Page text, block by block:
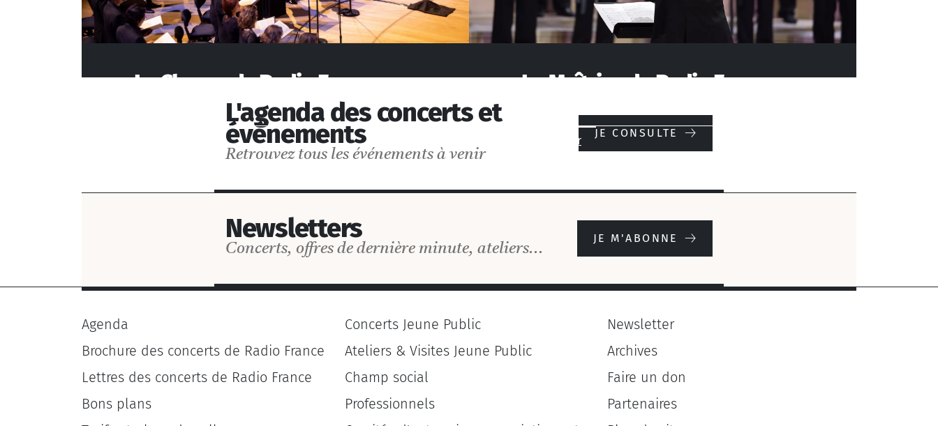
Le Choeur de Radio France
La Maîtrise de Radio France
Postuler
L'agenda des concerts et
événements
Retrouvez tous les événements à venir
JE CONSULTE
Newsletters
Concerts, offres de dernière minute, ateliers...
JE M'ABONNE
Agenda
Brochure des concerts de Radio France
Lettres des concerts de Radio France
Bons plans
Concerts Jeune Public
Ateliers & Visites Jeune Public
Champ social
Professionnels
Newsletter
Archives
Faire un don
Partenaires